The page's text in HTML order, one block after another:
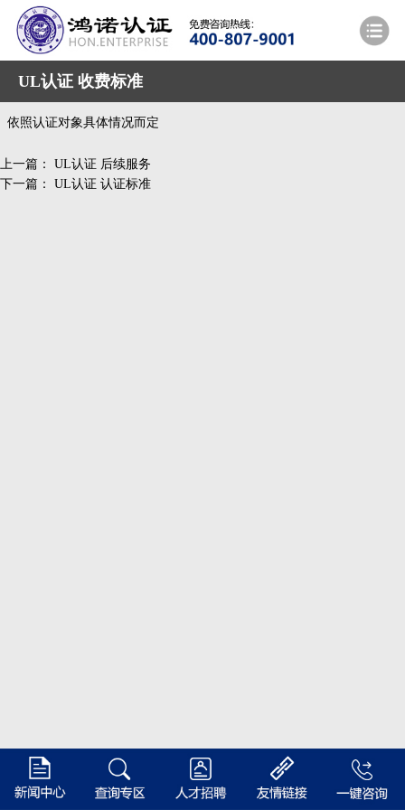
UL认证 收费标准
依照认证对象具体情况而定
上一篇：
UL认证 后续服务
下一篇：
UL认证 认证标准